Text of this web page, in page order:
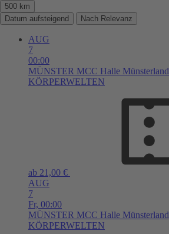
500 km
Datum aufsteigend
Nach Relevanz
AUG
7
00:00
MÜNSTER MCC Halle Münsterland
KÖRPERWELTEN
ab 21,00 €
AUG
7
Fr, 00:00
MÜNSTER MCC Halle Münsterland
KÖRPERWELTEN